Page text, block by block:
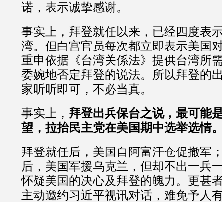
诺，表示诚挚感谢。
事实上，拜登就任以来，已经四度表
湾。但白宫官员每次都立即表示美国
重申依据《台湾关係法》提供台湾所
委婉地否定拜登的说法。所以拜登的
家听听即可，不必当真。
事实上， 拜登出兵保台之说，最可能
望，拉抬民主党在美国期中选举选情
拜登就任后，美国自阿富汗仓促撤军
后，美国军援乌克兰，但却不出一兵
怀疑美国的决心及拜登的魄力。更甚
主动邀约习近平视讯对话，难免予人